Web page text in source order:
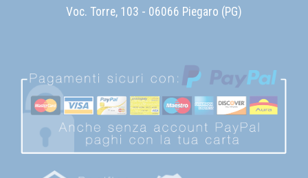
Voc. Torre, 103 - 06066 Piegaro (PG)